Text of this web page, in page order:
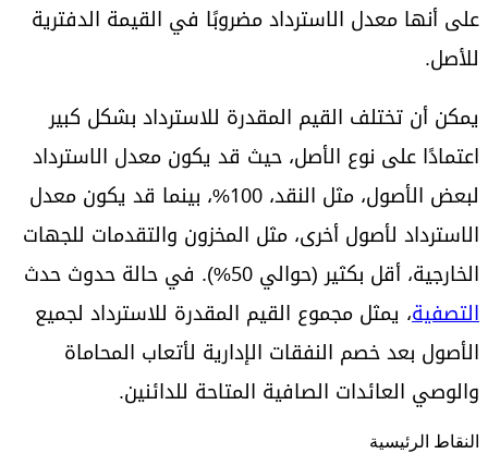
على أنها معدل الاسترداد مضروبًا في القيمة الدفترية
للأصل.
يمكن أن تختلف القيم المقدرة للاسترداد بشكل كبير
اعتمادًا على نوع الأصل، حيث قد يكون معدل الاسترداد
لبعض الأصول، مثل النقد، 100%، بينما قد يكون معدل
الاسترداد لأصول أخرى، مثل المخزون والتقدمات للجهات
الخارجية، أقل بكثير (حوالي 50%). في حالة حدوث حدث
التصفية، يمثل مجموع القيم المقدرة للاسترداد لجميع
الأصول بعد خصم النفقات الإدارية لأتعاب المحاماة
والوصي العائدات الصافية المتاحة للدائنين.
النقاط الرئيسية